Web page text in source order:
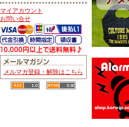
マイアカウント
お問い合せ
メルマガ登録・解除はこちら